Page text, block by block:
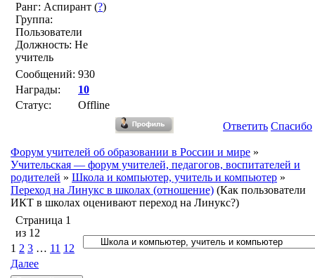
Ранг: Аспирант (?)
Группа:
Пользователи
Должность: Не
учитель
Сообщений: 930
Награды:
10
Статус:
Offline
Ответить Спасибо
Форум учителей об образовании в России и мире »
Учительская — форум учителей, педагогов, воспитателей и
родителей » Школа и компьютер, учитель и компьютер »
Переход на Линукс в школах (отношение) (Как пользователи
ИКТ в школах оценивают переход на Линукс?)
Страница 1
из 12
1 2 3 … 11 12
Далее